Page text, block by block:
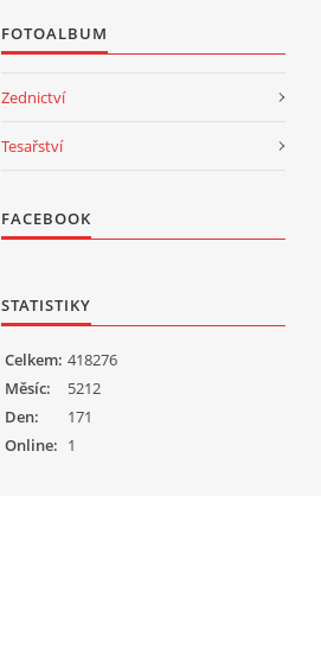
FOTOALBUM
Zednictví
Tesařství
FACEBOOK
STATISTIKY
Online: 1
Celkem: 418276
Měsíc:
5212
Den:
171